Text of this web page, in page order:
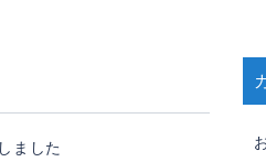
ました